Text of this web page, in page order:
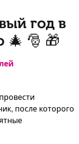
год в
🎄 🎅 🎁
после которого